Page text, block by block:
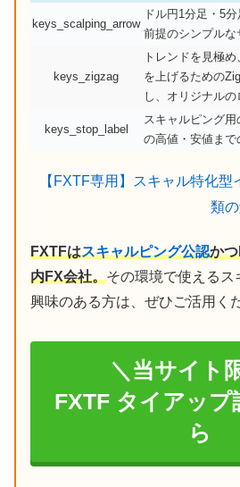
keys_scalping_arrow
ドル円1分足・5
前提のシンプルな
keys_zigzag
トレンドを見極
を上げるための
し、オリジナルの
keys_stop_label
スキャルピング
の高値・安値まで
【FXTF専用】スキャル特化
類
FXTFはスキャルピング公認か
内FX会社。その環境で使えるス
興味のある方は、ぜひご活用く
＼当サイト
FXTF タイアップ
ら